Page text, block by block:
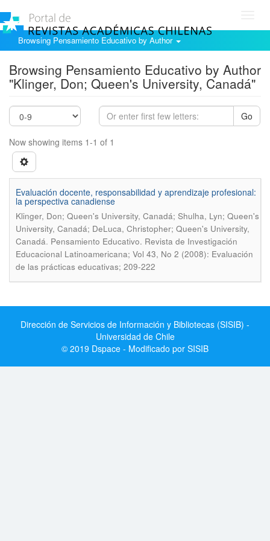
Browsing Pensamiento Educativo by Author
Browsing Pensamiento Educativo by Author
"Klinger, Don; Queen's University, Canadá"
Go
Now showing items 1-1 of 1
Evaluación docente, responsabilidad y aprendizaje profesional:
la perspectiva canadiense
Klinger, Don; Queen's University, Canadá; Shulha, Lyn; Queen's
University, Canadá; DeLuca, Christopher; Queen's University,
Canadá. Pensamiento Educativo. Revista de Investigación
Educacional Latinoamericana; Vol 43, No 2 (2008): Evaluación
de las prácticas educativas; 209-222
Dirección de Servicios de Información y Bibliotecas (SISIB) -
Universidad de Chile
© 2019 Dspace - Modificado por SISIB